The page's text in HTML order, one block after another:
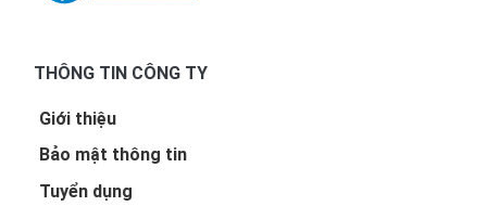
THÔNG TIN CÔNG TY
Giới thiệu
Bảo mật thông tin
Tuyển dụng